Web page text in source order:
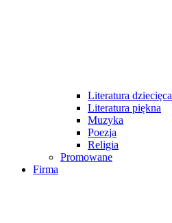
Literatura dziecięca
Literatura piękna
Muzyka
Poezja
Religia
Promowane
Firma